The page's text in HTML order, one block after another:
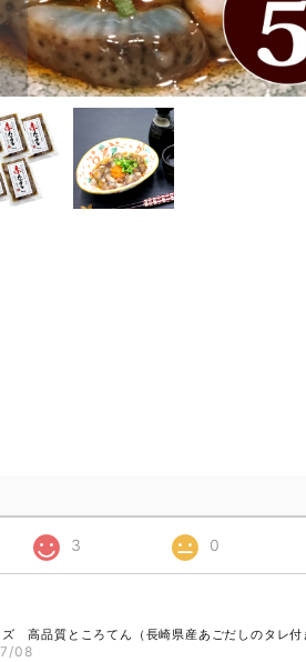
3 0
ズ 高品質ところてん（長崎県産あごだしのタレ
08